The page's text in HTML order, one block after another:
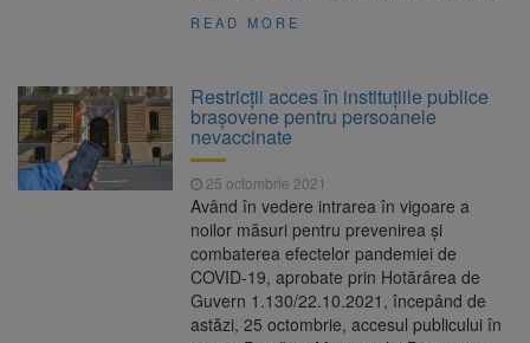
READ MORE
Restricții acces în instituțiile publice
brașovene pentru persoanele
nevaccinate
25 octombrie 2021
Având în vedere intrarea în vigoare a
noilor măsuri pentru prevenirea și
combaterea efectelor pandemiei de
COVID-19, aprobate prin Hotărârea de
Guvern 1.130/22.10.2021, începând de
astăzi, 25 octombrie, accesul publicului în